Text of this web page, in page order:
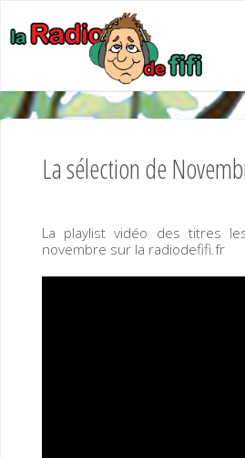
to
content
A
RA
I
O
FIF
I
La sélection de
La playlist vidéo des titres
novembre sur la radiodefifi.fr